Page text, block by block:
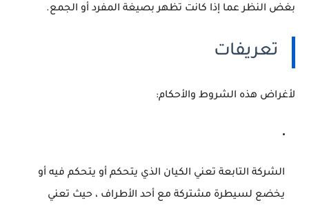
بغض النظر عما إذا كانت تظهر بصيغة المفرد أو الجمع.
تعريفات
لأغراض هذه الشروط والأحكام:
الشركة التابعة تعني الكيان الذي يتحكم أو يتحكم فيه أو
يخضع لسيطرة مشتركة مع أحد الأطراف ، حيث تعني